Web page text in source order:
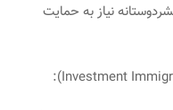
نیاز به حمایت